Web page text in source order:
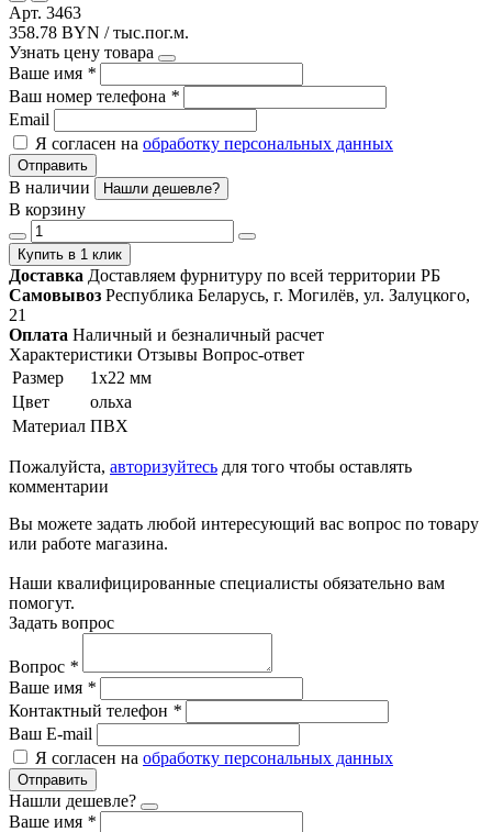
Арт. 3463
358.78 BYN / тыс.пог.м.
Узнать цену товара
Ваше имя *
Ваш номер телефона *
Email
Я согласен на обработку персональных данных
Отправить
В наличии Нашли дешевле?
В корзину
Купить в 1 клик
Доставка Доставляем фурнитуру по всей территории РБ
Самовывоз Республика Беларусь, г. Могилёв, ул. Залуцкого,
21
Оплата Наличный и безналичный расчет
Характеристики Отзывы Вопрос-ответ
Размер
1х22 мм
Цвет
ольха
Материал ПВХ
Пожалуйста, авторизуйтесь для того чтобы оставлять
комментарии
Вы можете задать любой интересующий вас вопрос по товару
или работе магазина.
Наши квалифицированные специалисты обязательно вам
помогут.
Задать вопрос
Вопрос *
Ваше имя *
Контактный телефон *
Ваш E-mail
Я согласен на обработку персональных данных
Отправить
Нашли дешевле?
Ваше имя *